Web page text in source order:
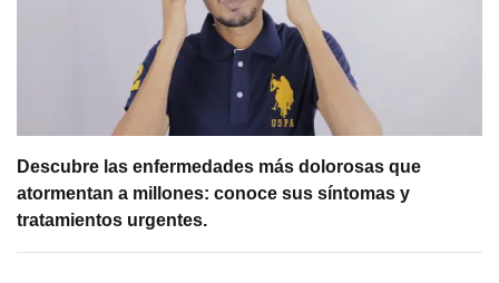
Descubre las enfermedades más dolorosas que
atormentan a millones: conoce sus síntomas y
tratamientos urgentes.